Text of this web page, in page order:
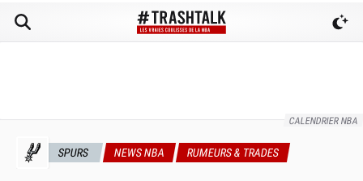
CALENDRIER NBA
SPURS NEWS NBA RUMEURS & TRADES